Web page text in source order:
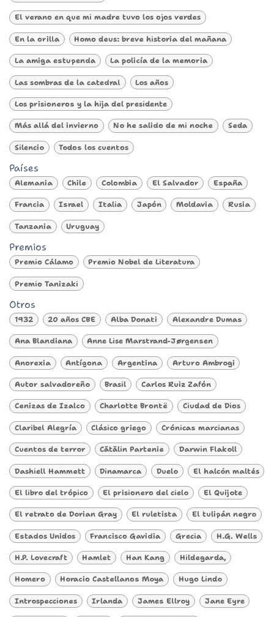
El verano en que mi madre tuvo los ojos verdes
En la orilla Homo deus: breve historia del mañana
La amiga estupenda La policía de la memoria
Las sombras de la catedral Los años
Los prisioneros y la hija del presidente
Más allá del invierno No he salido de mi noche Seda
Silencio Todos los cuentos
Países
Alemania Chile Colombia El Salvador España
Francia Israel Italia Japón Moldavia Rusia
Tanzania Uruguay
Premios
Premio Cálamo Premio Nobel de Literatura
Premio Tanizaki
Otros
1932 20 años CBE Alba Donati Alexandre Dumas
Ana Blandiana Anne Lise Marstrand-Jørgensen
Anorexia Antígona Argentina Arturo Ambrogi
Autor salvadoreño Brasil Carlos Ruiz Zafón
Cenizas de Izalco Charlotte Brontë Ciudad de Dios
Claribel Alegría Clásico griego Crónicas marcianas
Cuentos de terror Cătălin Partenie Darwin Flakoll
Dashiell Hammett Dinamarca Duelo El halcón maltés
El libro del trópico El prisionero del cielo El Quijote
El retrato de Dorian Gray El ruletista El tulipán negro
Estados Unidos Francisco Gavidia Grecia H.G. Wells
H.P. Lovecraft Hamlet Han Kang Hildegarda,
Homero Horacio Castellanos Moya Hugo Lindo
Introspecciones Irlanda James Ellroy Jane Eyre